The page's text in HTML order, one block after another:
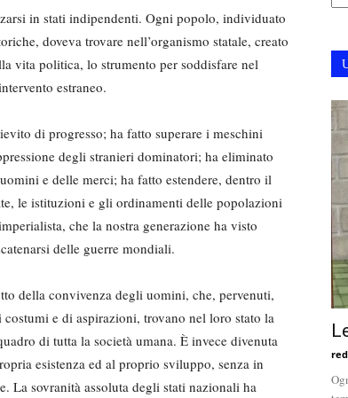
in stati indipendenti. Ogni popolo, individuato
doveva trovare nell’organismo statale, creato
vita politica, lo strumento per soddisfare nel
estraneo.
di progresso; ha fatto superare i meschini
degli stranieri dominatori; ha eliminato
e delle merci; ha fatto estendere, dentro il
le istituzioni e gli ordinamenti delle popolazioni
che la nostra generazione ha visto
delle guerre mondiali.
della convivenza degli uomini, che, pervenuti,
e di aspirazioni, trovano nel loro stato la
di tutta la società umana. È invece divenuta
esistenza ed al proprio sviluppo, senza in
La sovranità assoluta degli stati nazionali ha